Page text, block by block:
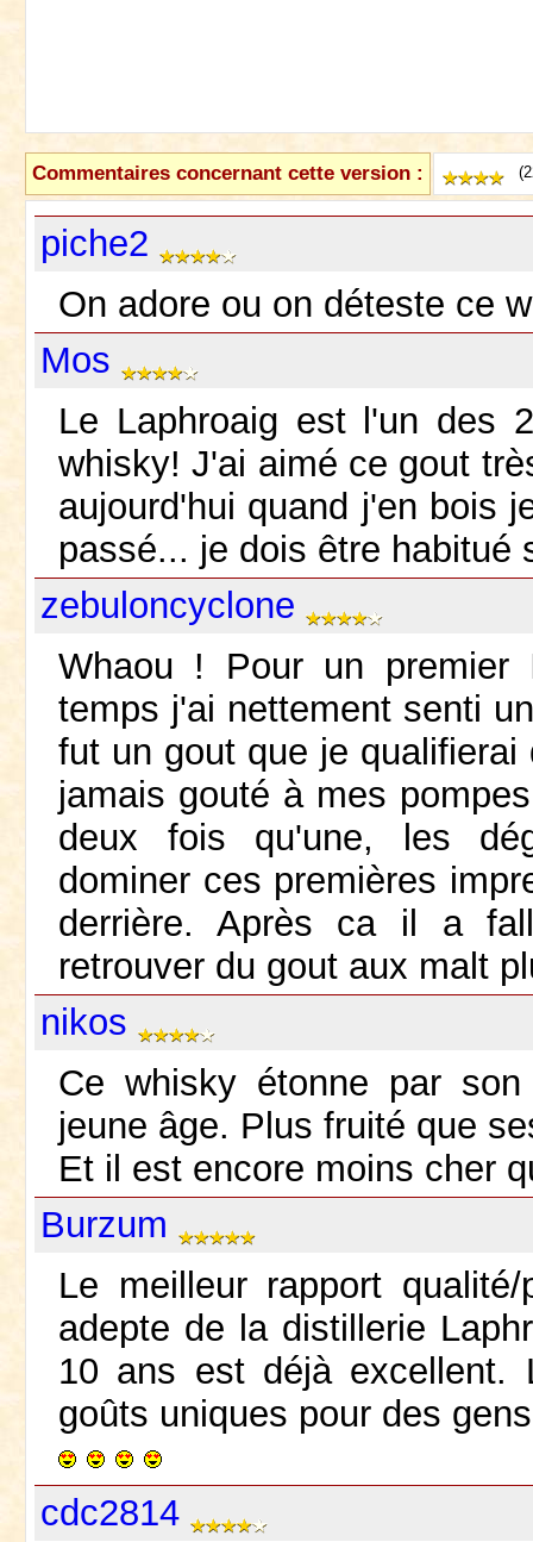
Commentaires concernant cette version :
piche2
On adore ou on déteste ce
Mos
Le Laphroaig est l'un des
whisky! J'ai aimé ce gout
aujourd'hui quand j'en bois
passé... je dois être habitué
zebuloncyclone
Whaou ! Pour un premier
temps j'ai nettement senti
fut un gout que je
jamais gouté à mes
deux fois qu'une, les
dominer ces premières
derrière. Après ca il a
retrouver du gout aux malt
nikos
Ce whisky étonne par
jeune âge. Plus fruité que
Et il est encore moins cher
Burzum
Le meilleur rapport
adepte de la distillerie
10 ans est déjà excellent.
goûts uniques pour des
cdc2814